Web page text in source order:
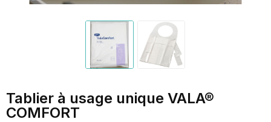
Tablier à usage unique VALA®
COMFORT